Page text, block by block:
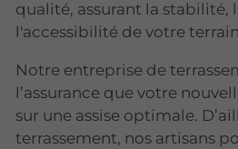
qualité, assurant la stabilité,
l'accessibilité de votre
Notre entreprise de
l’assurance que votre
sur une assise optimale.
terrassement, nos artisans